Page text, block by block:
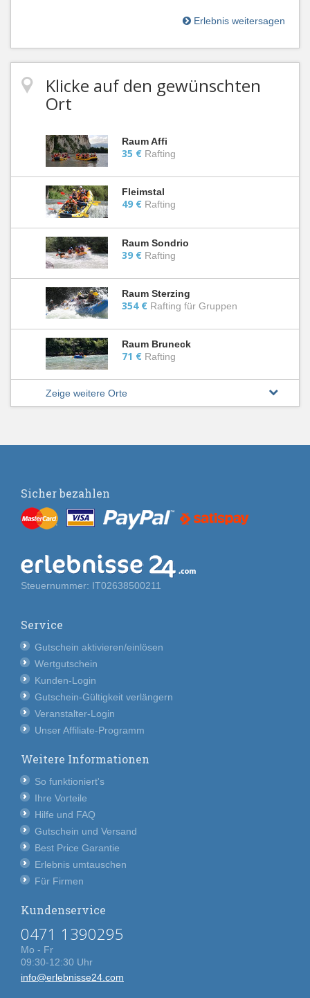
Erlebnis weitersagen
Klicke auf den gewünschten
Ort
Raum Affi
35 € Rafting
Fleimstal
49 € Rafting
Raum Sondrio
39 € Rafting
Raum Sterzing
354 € Rafting für Gruppen
Raum Bruneck
71 € Rafting
Zeige weitere Orte
Sicher bezahlen
Steuernummer: IT02638500211
Service
Gutschein aktivieren/einlösen
Wertgutschein
Kunden-Login
Gutschein-Gültigkeit verlängern
Veranstalter-Login
Unser Affiliate-Programm
Weitere Informationen
So funktioniert's
Ihre Vorteile
Hilfe und FAQ
Gutschein und Versand
Best Price Garantie
Erlebnis umtauschen
Für Firmen
Kundenservice
0471 1390295
Mo - Fr
09:30-12:30 Uhr
info@erlebnisse24.com